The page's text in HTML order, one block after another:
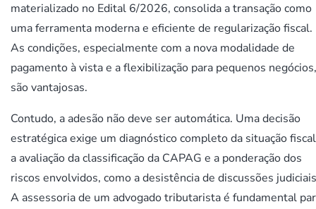
materializado no Edital 6/2026, consolida a transação como
uma ferramenta moderna e eficiente de regularização fiscal.
As condições, especialmente com a nova modalidade de
pagamento à vista e a flexibilização para pequenos negócios,
são vantajosas.
Contudo, a adesão não deve ser automática. Uma decisão
estratégica exige um diagnóstico completo da situação
a avaliação da classificação da CAPAG e a ponderação dos
riscos envolvidos, como a desistência de discussões
A assessoria de um advogado tributarista é fundamental